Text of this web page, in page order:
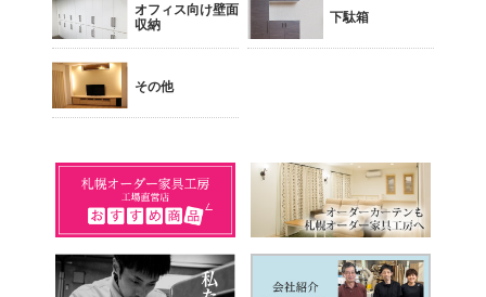
オフィス向け壁面
収納
下駄箱
その他